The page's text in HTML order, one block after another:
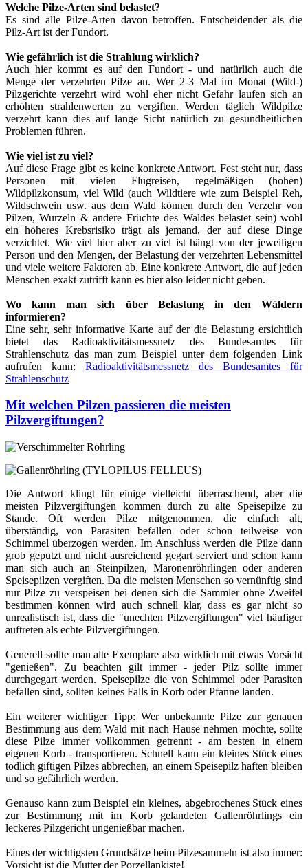
Welche Pilze-Arten sind belastet?
Es sind alle Pilze-Arten davon betroffen. Entscheidender als die
Pilz-Art ist der Fundort.
Wie gefährlich ist die Strahlung wirklich?
Auch hier kommt es auf den Fundort - und natürlich auch die
Menge der verzehrten Pilze an. Wer 2-3 Mal im Monat (Wild-)
Pilzgerichte verzehrt wird wohl eher nicht Gefahr laufen sich an
erhöhten strahlenwerten zu vergiften. Werden täglich Wildpilze
verzehrt kann dies auf lange Sicht natürlich zu gesundheitlichen
Problemen führen.
Wie viel ist zu viel?
Auf diese Frage gibt es keine konkrete Antwort. Fest steht nur, dass
Personen mit vielen Flugreisen, regelmäßigen (hohen)
Wildpilzkonsum, viel Wild (auch Wildtiere wie zum Beispiel Reh,
Wildschwein usw. aus dem Wald können durch den Verzehr von
Pilzen, Wurzeln & andere Früchte des Waldes belastet sein) wohl
ein höheres Krebsrisiko trägt als jemand, der auf diese Dinge
verzichtet. Wie viel hier aber zu viel ist hängt von der jeweiligen
Person und den Mengen, der Belastung der verzehrten Lebensmittel
und viele weitere Faktoren ab. Eine konkrete Antwort, die auf jeden
Menschen exakt zutrifft kann es hier also leider nicht geben.
Wo kann man sich über Belastung in den Wäldern
informieren?
Eine sehr, sehr informative Karte auf der die Belastung ersichtlich
bietet das Radioaktivitätsmessnetz des Bundesamtes für
Strahlenschutz das man zum Beispiel unter dem folgenden Link
aufrufen kann: Radioaktivitätsmessnetz des Bundesamtes für
Strahlenschutz
Mit welchen Pilzen passieren die meisten
Pilzvergiftungen?
Die Antwort klingt für einige vielleicht überraschend, aber die
meisten Pilzvergiftungen kommen durch zu alte Speisepilze zu
Stande. Oft werden Pilze mitgenommen, die einfach alt,
überständig, von Parasiten befallen oder schon teilweise von
Schimmel überzogen werden. Im Anschluss werden die Pilze dann
grob geputzt und nicht ausreichend gegart serviert und schon kann
man sich auch an Steinpilzen, Maronenröhrlingen oder anderen
Speisepilzen vergiften. Da die meisten Menschen so vernünftig sind
nur Pilze zu verspeisen bei denen sich die Sammler ohne Zweifel
bestimmen können wird auch schnell klar, dass es gar nicht so
unrealistisch ist, dass die "unechten Pilzvergiftungen" viel häufiger
auftreten als echte Pilzvergiftungen.
Generell sollte man alte Exemplare also wirklich mit etwas Vorsicht
"genießen". Zu beachten gilt immer - jeder Pilz sollte immer
durchgegart werden. Speisepilze die von Schimmel oder Parasiten
befallen sind, sollten keines Falls in Korb oder Pfanne landen.
Ein weiterer wichtiger Tipp: Wer unbekannte Pilze zur genauen
Bestimmung aus dem Wald mit nach Hause nehmen möchte, sollte
diese Pilze immer vollkommen getrennt - am besten in einem
eigenen Korb - transportieren. Schnell kann ein kleines Stück eines
tödlich giftigen Pilzes abbrechen, an einem Speisepilz haften bleiben
und so gefährlich werden.
Genauso kann zum Beispiel ein kleines, abgebrochenes Stück eines
zur Bestimmung mit im Korb gelandeten Gallenröhrlings ein
leckeres Pilzgericht ungenießbar machen.
Eines der wichtigsten Grundsätze beim Pilzesammeln ist also immer:
Vorsicht ist die Mutter der Porzellankiste!